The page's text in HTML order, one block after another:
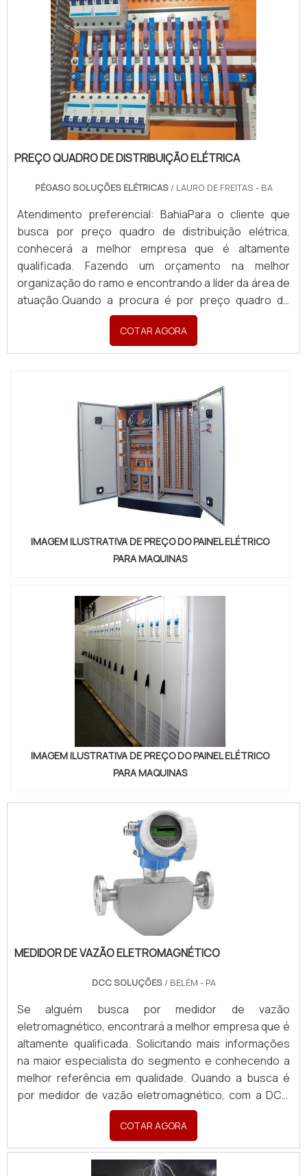
PREÇO QUADRO DE DISTRIBUIÇÃO ELÉTRICA
PÉGASO SOLUÇÕES ELÉTRICAS / LAURO DE FREITAS - BA
Atendimento preferencial: BahiaPara o cliente que
busca por preço quadro de distribuição elétrica,
conhecerá a melhor empresa que é altamente
qualificada. Fazendo um orçamento na melhor
organização do ramo e encontrando a líder da área de
atuação.Quando a procura é por preço quadro de
distribuição elétrica, com os profissionais da Pégaso
Soluções Elétricas o cliente obterá excelente custo-
benefício com pagamento acessível.DIFERENCIAIS D...
COTAR AGORA
IMAGEM ILUSTRATIVA DE PREÇO DO PAINEL ELÉTRICO
PARA MAQUINAS
IMAGEM ILUSTRATIVA DE PREÇO DO PAINEL ELÉTRICO
PARA MAQUINAS
MEDIDOR DE VAZÃO ELETROMAGNÉTICO
DCC SOLUÇÕES/ BELÉM - PA
Se alguém busca por medidor de vazão
eletromagnético, encontrará a melhor empresa que é
altamente qualificada. Solicitando mais informações
na maior especialista do segmento e conhecendo a
melhor referência em qualidade. Quando a busca é
por medidor de vazão eletromagnético, com a DCC
Soluções alcançará proteção com comprometimento
com os resultados dos clientes.UM POUCO MAIS
SOBRE MEDIDOR DE VAZÃO ELETROMAGNÉTICOHá
muitas maneiras eficientes de demonstrar
COTAR AGORA